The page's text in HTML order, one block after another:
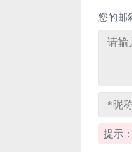
提示
您的邮